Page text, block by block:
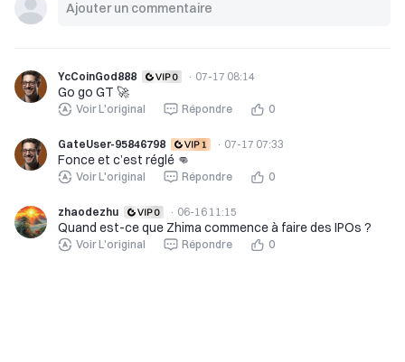
YcCoinGod888 · 07-17 08:14
Go go GT 🚀
Voir L'original Répondre 0
GateUser-95846798 · 07-17 07:33
Fonce et c’est réglé 👊
Voir L'original Répondre 0
zhaodezhu · 06-16 11:15
Quand est-ce que Zhima commence à faire des IPOs ?
Voir L'original Répondre 0